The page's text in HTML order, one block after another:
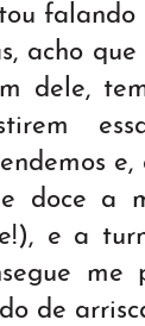
falando
acho
dele,
doce a
e a
de